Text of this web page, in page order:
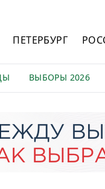
ПЕТЕРБУРГ
ВЫБОРЫ 2026